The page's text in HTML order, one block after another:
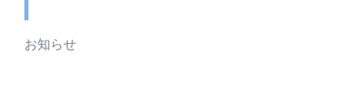
ョ
ン
お知らせ